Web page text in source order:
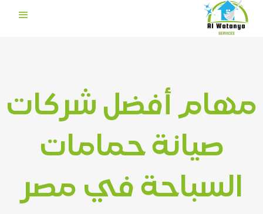
مهام أفضل شركات
صيانة حمامات
السباحة في مصر